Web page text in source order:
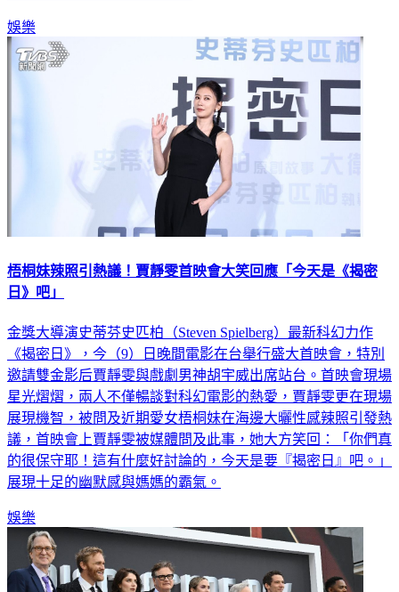
娛樂
梧桐妹辣照引熱議！賈靜雯首映會大笑回應「今天是《揭密
日》吧」
金獎大導演史蒂芬史匹柏（Steven Spielberg）最新科幻力作
《揭密日》，今（9）日晚間電影在台舉行盛大首映會，特別
邀請雙金影后賈靜雯與戲劇男神胡宇威出席站台。首映會現場
星光熠熠，兩人不僅暢談對科幻電影的熱愛，賈靜雯更在現場
展現機智，被問及近期愛女梧桐妹在海邊大曬性感辣照引發熱
議，首映會上賈靜雯被媒體問及此事，她大方笑回：「你們真
的很保守耶！這有什麼好討論的，今天是要『揭密日』吧。」
展現十足的幽默感與媽媽的霸氣。
娛樂